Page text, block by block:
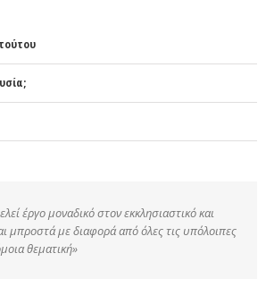
έργο μοναδικό στον εκκλησιαστικό και
μπροστά με διαφορά από όλες τις υπόλοιπες
θεματική»